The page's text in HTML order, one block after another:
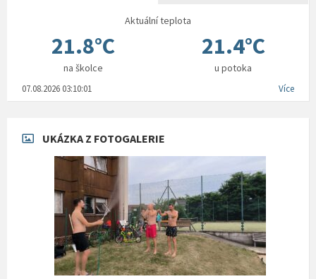
Aktuální teplota
21.8°C 21.4°C
na školce u potoka
07.08.2026 03:10:01 Více
UKÁZKA Z FOTOGALERIE